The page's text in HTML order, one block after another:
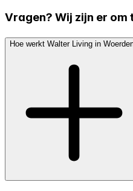
Vragen? Wij zijn er om
Hoe werkt Walter Living in